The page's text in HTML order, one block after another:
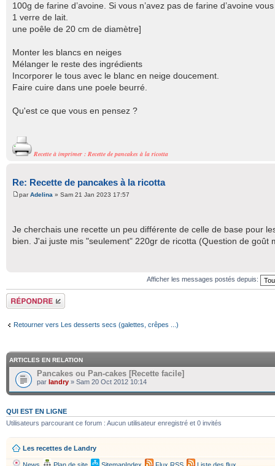
100g de farine d’avoine. Si vous n’avez pas de farine d’avoine
1 verre de lait.
une poêle de 20 cm de diamètre]
Monter les blancs en neiges
Mélanger le reste des ingrédients
Incorporer le tous avec le blanc en neige doucement.
Faire cuire dans une poele beurré.
Qu'est ce que vous en pensez ?
Recette à imprimer : Recette de pancakes à la ricotta
Re: Recette de pancakes à la ricotta
parAdelina » Sam 21 Jan 2023 17:57
Je cherchais une recette un peu différente de celle de base pour
bien. J'ai juste mis "seulement" 220gr de ricotta (Question de goût
Afficher les messages postés depuis:
Répondre
Retourner vers Les desserts secs (galettes, crêpes ...)
ARTICLES EN RELATION
Pancakes ou Pan-cakes [Recette facile]
par landry » Sam 20 Oct 2012 10:14
QUI EST EN LIGNE
Utilisateurs parcourant ce forum : Aucun utilisateur enregistré et 0 invités
Les recettes de Landry